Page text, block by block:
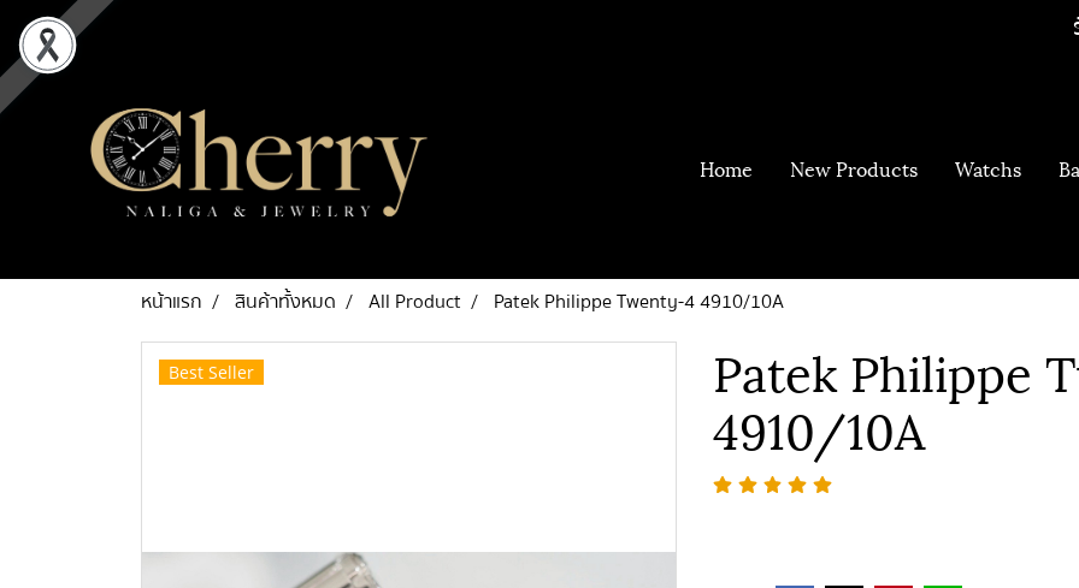
Home New Products Watchs
หน้าแรก สินค้าทั้งหมด All Product Patek Philippe Twenty-4 4910/10A
Best Seller
Patek Philippe
4910/10A